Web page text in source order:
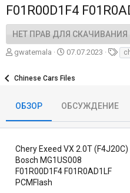
F01R00D1F4
НЕТ ПРАВ ДЛЯ СКАЧИВАНИЯ
А
о
gwatemala
Д
а
о
н
и
я
07.07.2023
Т
Chinese Cars Files
ОБЗОР ОБСУЖДЕНИЕ
Chery Exeed VX 2.0T
Bosch MG1US008
F01R00D1F4 F01R0AD1LF
PCMFlash